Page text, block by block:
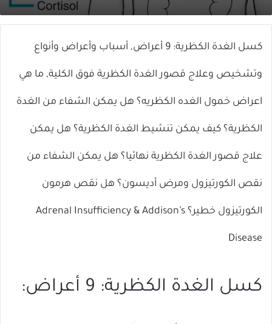
إلكترونيا
كسل الغدة الكظرية: 9 أعراض, أسباب وأعراض وأنواع
وتشخيص وعلاج قصور الغدة الكظرية فوق الكلية, ما هي
اعراض خمول الغده الكظريه؟ هل يمكن الشفاء من الغدة
الكظرية؟ كيف يمكن تنشيط الغدة الكظرية؟ هل يمكن
علاج قصور الغدة الكظرية نهائيا؟ هل يمكن الشفاء من
نقص الكورتيزول ومرض أديسون؟ هل نقص هرمون
الكورتيزول خطير؟ Adrenal Insufficiency & Addison’s
Disease
كسل الغدة الكظرية: 9 أعراض: